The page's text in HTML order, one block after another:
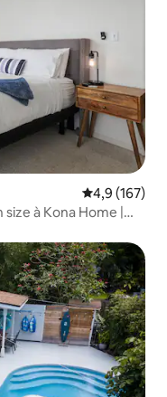
Évaluation
4,9 (167)
à Kona Home |